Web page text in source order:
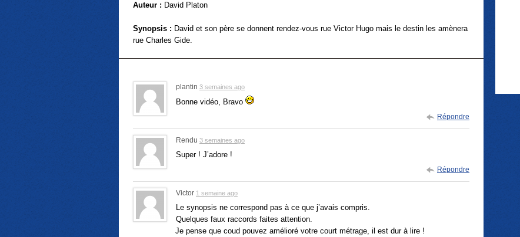
Auteur : David Platon
Synopsis : David et son père se donnent rendez-vous rue Victor Hugo mais le destin les amènera
rue Charles Gide.
plantin 3 semaines ago
Bonne vidéo, Bravo
Répondre
Rendu 3 semaines ago
Super ! J’adore !
Répondre
Victor 1 semaine ago
Le synopsis ne correspond pas à ce que j’avais compris.
Quelques faux raccords faites attention.
Je pense que coud pouvez amélioré votre court métrage, il est dur à lire !